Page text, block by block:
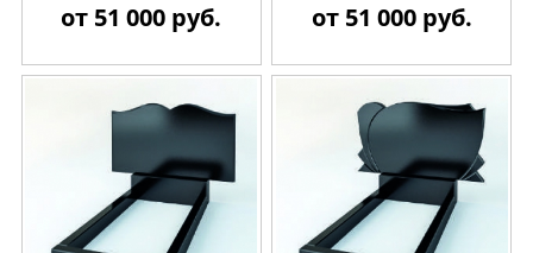
от 51 000 руб. от 51 000 руб.